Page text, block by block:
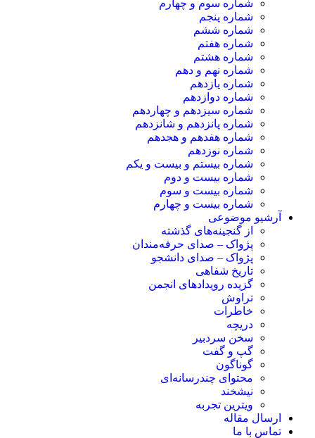
شماره سوم و چهارم
شماره پنجم
شماره ششم
شماره هفتم
شماره هشتم
شماره نهم و دهم
شماره یازدهم
شماره دوازدهم
شماره سیزدهم و چهاردهم
شماره پانزدهم و شانزدهم
شماره هفدهم و هجدهم
شماره نوزدهم
شماره بیستم و بیست و یکم
شماره بیست و دوم
شماره بیست و سوم
شماره بیست و چهارم
آرشیو موضوعی
از گنجینه‌های گذشته
پژواک – صدای حرفه‌مندان
پژواک – صدای دانشجو
تاریخ شفاهی
گزیده رویدادهای انجمن
تراوش
خاطرات
دریچه
سخن سردبیر
گپ و گفت
گوناگون
محتوای چندرسانه‌ای
نیشخند
ویترین تجربه
ارسال مقاله
تماس با ما